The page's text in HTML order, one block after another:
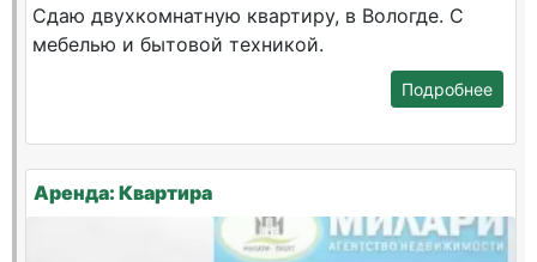
Сдаю двухкомнатную квартиру, в Вологде. С
мебелью и бытовой техникой.
Подробнее
Аренда: Квартира